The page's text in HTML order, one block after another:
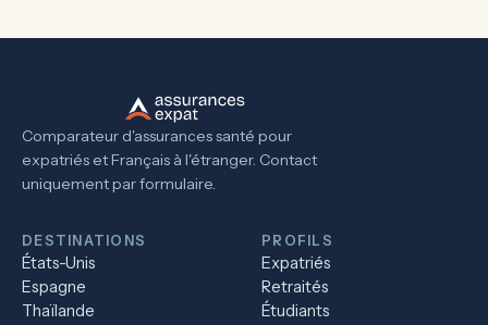
Comparateur d'assurances santé pour
expatriés et Français à l'étranger. Contact
uniquement par formulaire.
DESTINATIONS
États-Unis
Espagne
Thaïlande
PROFILS
Expatriés
Retraités
Étudiants